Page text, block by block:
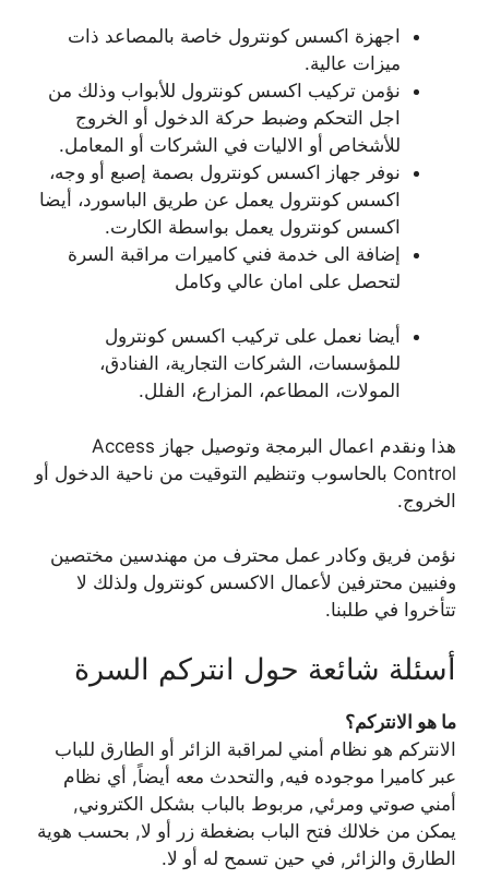
اجهزة اكسس كونترول خاصة بالمصاعد ذات
ميزات عالية.
نؤمن تركيب اكسس كونترول للأبواب وذلك من
اجل التحكم وضبط حركة الدخول أو الخروج
للأشخاص أو الاليات في الشركات أو المعامل.
نوفر جهاز اكسس كونترول بصمة إصبع أو وجه،
اكسس كونترول يعمل عن طريق الباسورد، أيضا
اكسس كونترول يعمل بواسطة الكارت.
إضافة الى خدمة فني كاميرات مراقبة السرة
لتحصل على امان عالي وكامل
أيضا نعمل على تركيب اكسس كونترول
للمؤسسات، الشركات التجارية، الفنادق،
المولات، المطاعم، المزارع، الفلل.
هذا ونقدم اعمال البرمجة وتوصيل جهاز Access
Control بالحاسوب وتنظيم التوقيت من ناحية الدخول أو
الخروج.
نؤمن فريق وكادر عمل محترف من مهندسين مختصين
وفنيين محترفين لأعمال الاكسس كونترول ولذلك لا
تتأخروا في طلبنا.
أسئلة شائعة حول انتركم السرة
ما هو الانتركم؟
الانتركم هو نظام أمني لمراقبة الزائر أو الطارق للباب
عبر كاميرا موجوده فيه, والتحدث معه أيضاً, أي نظام
أمني صوتي ومرئي, مربوط بالباب بشكل الكتروني,
يمكن من خلالك فتح الباب بضغطة زر أو لا, بحسب هوية
الطارق والزائر, في حين تسمح له أو لا.